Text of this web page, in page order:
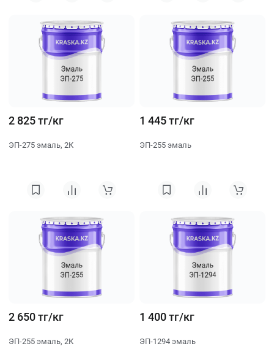
2 825 тг/кг
ЭП-275 эмаль, 2К
1 445 тг/кг
ЭП-255 эмаль
2 650 тг/кг
ЭП-255 эмаль, 2К
1 400 тг/кг
ЭП-1294 эмаль